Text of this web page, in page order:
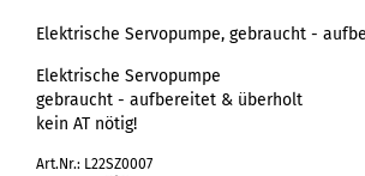
Elektrische Servopumpe, gebraucht -
Elektrische Servopumpe
gebraucht - aufbereitet & überholt
kein AT nötig!
Art.Nr.: L22SZ0007